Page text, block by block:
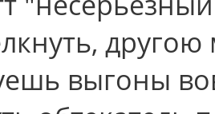
выгоны